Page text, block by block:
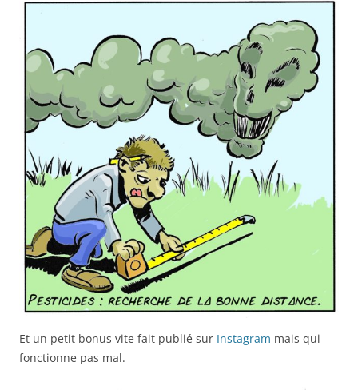
Et un petit bonus vite fait publié sur Instagram mais qui
fonctionne pas mal.